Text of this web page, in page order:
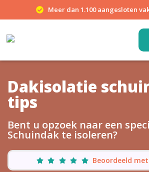
Meer dan 1.100 aangesloten
Dakisolatie
tips
Bent u opzoek naar een
Schuindak te isoleren?
Beoordeeld